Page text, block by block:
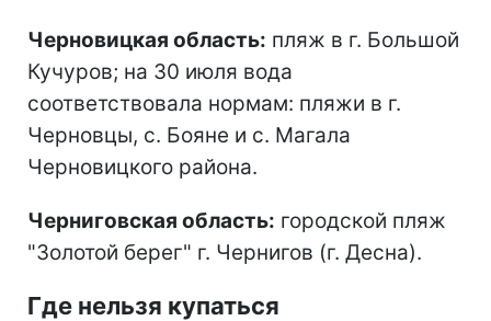
Черновицкая область: пляж в г. Большой
Кучуров; на 30 июля вода
соответствовала нормам: пляжи в г.
Черновцы, с. Бояне и с. Магала
Черновицкого района.
Черниговская область: городской пляж
"Золотой берег" г. Чернигов (г. Десна).
Где нельзя купаться